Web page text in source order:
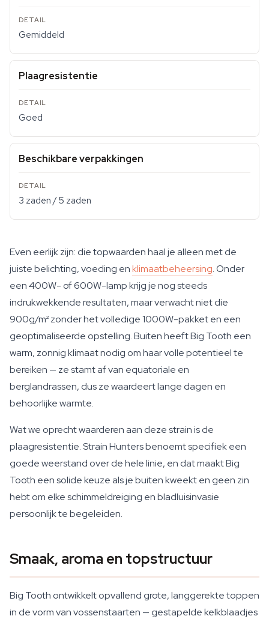
Gemiddeld
Plaagresistentie
Goed
Beschikbare verpakkingen
3 zaden / 5 zaden
Even eerlijk zijn: die topwaarden haal je alleen met de
juiste belichting, voeding enklimaatbeheersing. Onder
een 400W- of 600W-lamp krijg je nog steeds
indrukwekkende resultaten, maar verwacht niet die
900g/m² zonder het volledige 1000W-pakket en een
geoptimaliseerde opstelling. Buiten heeft Big Tooth een
warm, zonnig klimaat nodig om haar volle potentieel te
bereiken — ze stamt af van equatoriale en
berglandrassen, dus ze waardeert lange dagen en
behoorlijke warmte.
Wat we oprecht waarderen aan deze strain is de
plaagresistentie. Strain Hunters benoemt specifiek een
goede weerstand over de hele linie, en dat maakt Big
Tooth een solide keuze als je buiten kweekt en geen zin
hebt om elke schimmeldreiging en bladluisinvasie
persoonlijk te begeleiden.
Smaak, aroma en topstructuur
Big Tooth ontwikkelt opvallend grote, langgerekte toppen
in de vorm van vossenstaarten — gestapelde kelkblaadjes